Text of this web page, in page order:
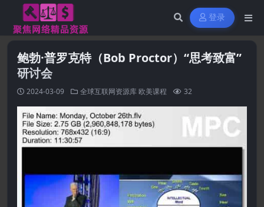
登录
鲍勃·普罗克特（Bob Proctor）“思考致富”
研讨会
2024-03-09 全球互联网资源库欧美课程 32